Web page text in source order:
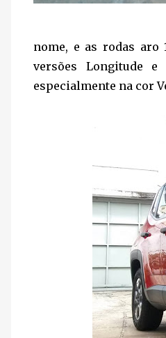
nome, e as rodas aro
versões Longitude
especialmente na cor